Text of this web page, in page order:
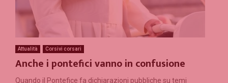
Attualità Corsivi corsari
Anche i pontefici vanno in confusione
Quando il Pontefice fa dichiarazioni pubbliche su temi